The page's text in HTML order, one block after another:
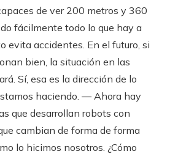
de ver 200 metros y 360
fácilmente todo lo que hay a
evita accidentes. En el futuro, si
bien, la situación en las
Sí, esa es la dirección de lo
haciendo. — Ahora hay
que desarrollan robots con
cambian de forma de forma
lo hicimos nosotros. ¿Cómo